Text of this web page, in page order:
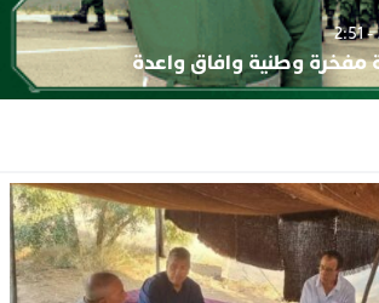
وطنية وافاق واعدة